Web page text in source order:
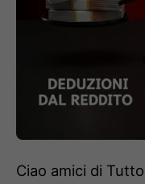
Ciao amici di